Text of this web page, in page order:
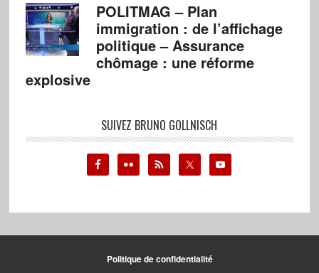
POLITMAG – Plan
immigration : de l’affichage
politique – Assurance
chômage : une réforme
explosive
SUIVEZ BRUNO GOLLNISCH
Politique de confidentialité